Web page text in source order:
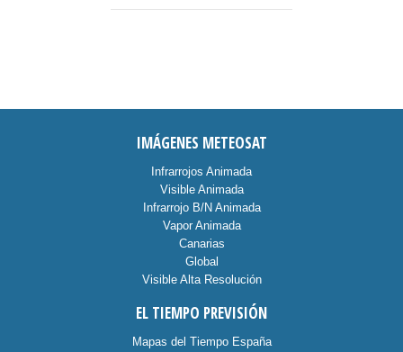
IMÁGENES METEOSAT
Infrarrojos Animada
Visible Animada
Infrarrojo B/N Animada
Vapor Animada
Canarias
Global
Visible Alta Resolución
EL TIEMPO PREVISIÓN
Mapas del Tiempo España